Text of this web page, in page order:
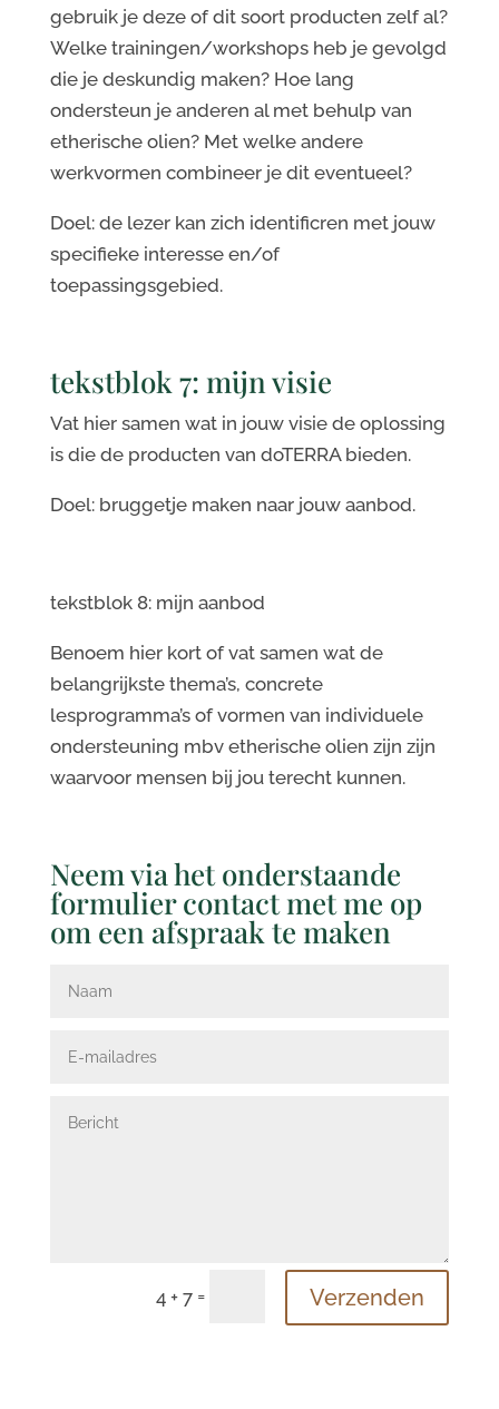
gebruik je deze of dit soort producten zelf al?
Welke trainingen/workshops heb je gevolgd
die je deskundig maken? Hoe lang
ondersteun je anderen al met behulp van
etherische olien? Met welke andere
werkvormen combineer je dit eventueel?
Doel: de lezer kan zich identificren met jouw
specifieke interesse en/of
toepassingsgebied.
tekstblok 7: mijn visie
Vat hier samen wat in jouw visie de oplossing
is die de producten van doTERRA bieden.
Doel: bruggetje maken naar jouw aanbod.
tekstblok 8: mijn aanbod
Benoem hier kort of vat samen wat de
belangrijkste thema’s, concrete
lesprogramma’s of vormen van individuele
ondersteuning mbv etherische olien zijn zijn
waarvoor mensen bij jou terecht kunnen.
Neem via het onderstaande
formulier contact met me op
om een afspraak te maken
4 + 7 = Verzenden